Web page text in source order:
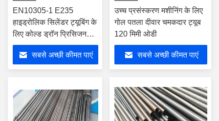
EN10305-1 E235
हाइड्रोलिक सिलेंडर ट्यूबिंग के
लिए कोल्ड ड्रॉन प्रिसिजन
स्टील ट्यूब
सबसे अच्छी कीमत पाएं
उच्च प्रसंस्करण मशीनिंग के लिए
गोल पतला दीवार चमकदार ट्यूब
120 मिमी ओडी
सबसे अच्छी कीमत पाएं